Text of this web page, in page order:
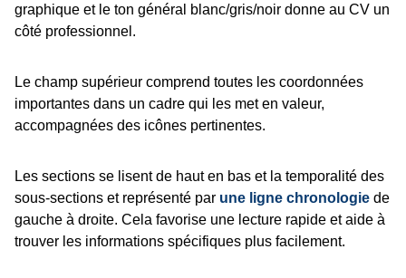
graphique et le ton général blanc/gris/noir donne au CV un
côté professionnel.
Le champ supérieur comprend toutes les coordonnées
importantes dans un cadre qui les met en valeur,
accompagnées des icônes pertinentes.
Les sections se lisent de haut en bas et la temporalité des
sous-sections et représenté par une ligne chronologie de
gauche à droite. Cela favorise une lecture rapide et aide à
trouver les informations spécifiques plus facilement.